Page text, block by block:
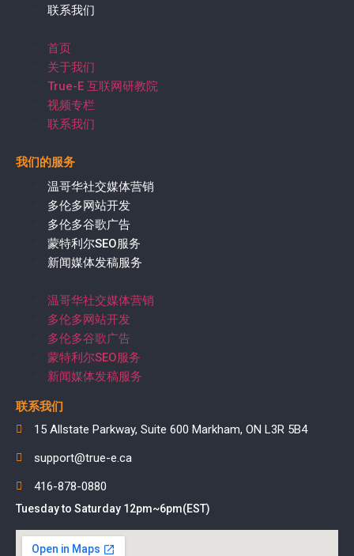
联系我们
首页
关于我们
True-E 互联网研教院
视频专栏
联系我们
我们的服务
温哥华社交媒体营销
多伦多网站开发
多伦多谷歌广告
蒙特利尔SEO服务
新闻媒体发稿服务
温哥华社交媒体营销
多伦多网站开发
多伦多谷歌广告
蒙特利尔SEO服务
新闻媒体发稿服务
联系我们
15 Allstate Parkway, Suite 600 Markham, ON L3R 5B4
support@true-e.ca
416-878-0880
Tuesday to Saturday 12pm~6pm(EST)